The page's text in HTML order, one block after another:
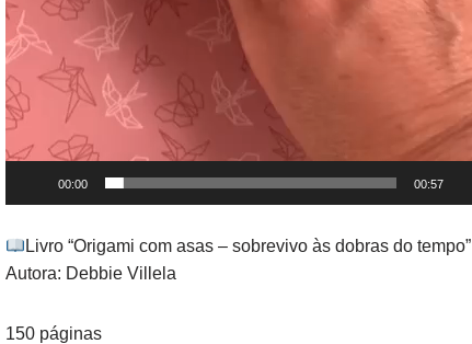
00:00 00:57
Livro “Origami com asas – sobrevivo às dobras do tempo”
Autora: Debbie Villela
150 páginas